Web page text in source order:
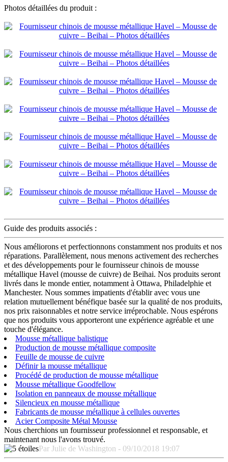
Photos détaillées du produit :
Guide des produits associés :
Nous améliorons et perfectionnons constamment nos produits et nos
réparations. Parallèlement, nous menons activement des recherches
et des développements pour le fournisseur chinois de mousse
métallique Havel (mousse de cuivre) de Beihai. Nos produits seront
livrés dans le monde entier, notamment à Ottawa, Philadelphie et
Manchester. Nous sommes impatients d'établir avec vous une
relation mutuellement bénéfique basée sur la qualité de nos produits,
nos prix raisonnables et notre service irréprochable. Nous espérons
que nos produits vous apporteront une expérience agréable et une
touche d'élégance.
Mousse métallique balistique
Production de mousse métallique composite
Feuille de mousse de cuivre
Définir la mousse métallique
Procédé de production de mousse métallique
Mousse métallique Goodfellow
Isolation en panneaux de mousse métallique
Silencieux en mousse métallique
Fabricants de mousse métallique à cellules ouvertes
Acier Composite Métal Mousse
Nous cherchions un fournisseur professionnel et responsable, et
maintenant nous l'avons trouvé.
Par Julie de Washington - 09/10/2018 19:07